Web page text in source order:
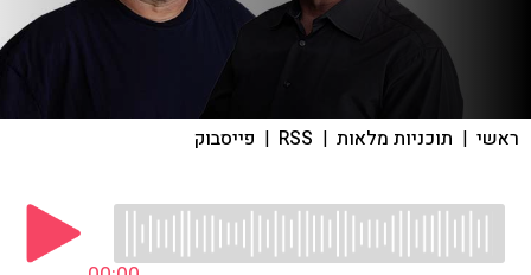
ראשי | תוכניות מלאות |
RSS
| פייסבוק